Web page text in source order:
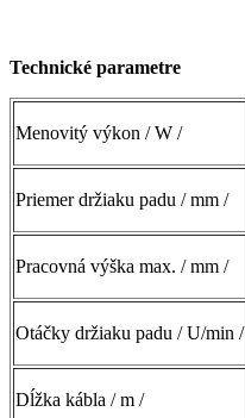
Technické parametre
Menovitý výkon / W /
Priemer držiaku padu / mm /
Pracovná výška max. / mm /
Otáčky držiaku padu / U/min /
Dĺžka kábla / m /